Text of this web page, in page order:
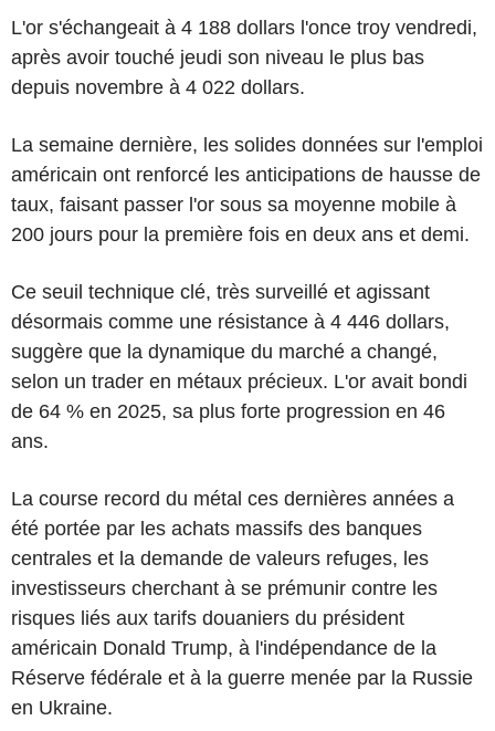
L'or s'échangeait à 4 188 dollars l'once troy vendredi,
après avoir touché jeudi son niveau le plus bas
depuis novembre à 4 022 dollars.
La semaine dernière, les solides données sur l'emploi
américain ont renforcé les anticipations de hausse de
taux, faisant passer l'or sous sa moyenne mobile à
200 jours pour la première fois en deux ans et demi.
Ce seuil technique clé, très surveillé et agissant
désormais comme une résistance à 4 446 dollars,
suggère que la dynamique du marché a changé,
selon un trader en métaux précieux. L'or avait bondi
de 64 % en 2025, sa plus forte progression en 46
ans.
La course record du métal ces dernières années a
été portée par les achats massifs des banques
centrales et la demande de valeurs refuges, les
investisseurs cherchant à se prémunir contre les
risques liés aux tarifs douaniers du président
américain Donald Trump, à l'indépendance de la
Réserve fédérale et à la guerre menée par la Russie
en Ukraine.